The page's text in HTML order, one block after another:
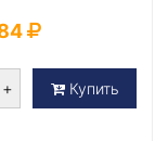
+ Купить